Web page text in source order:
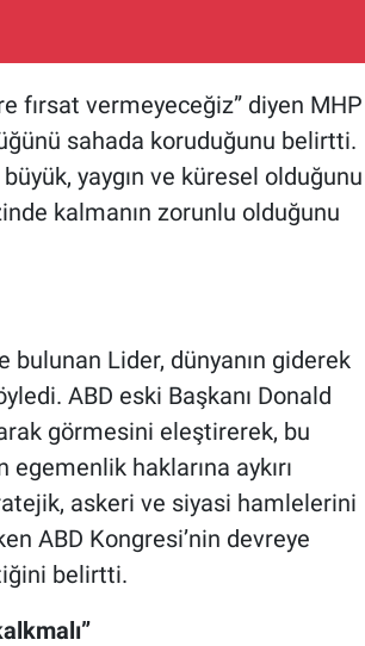
fırsat vermeyeceğiz” diyen MHP
sahada koruduğunu belirtti.
yaygın ve küresel olduğunu
kalmanın zorunlu olduğunu
Lider, dünyanın giderek
ABD eski Başkanı Donald
görmesini eleştirerek, bu
haklarına aykırı
askeri ve siyasi hamlelerini
ABD Kongresi’nin devreye
belirtti.